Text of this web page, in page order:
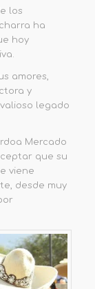
los
ha
hoy
amores,
y
legado
Mercado
que su
viene
desde muy